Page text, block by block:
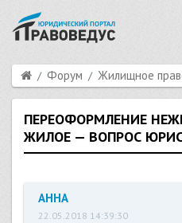
Форум Жилищное
ПЕРЕОФОРМЛЕНИЕ
ЖИЛОЕ — ВОПРОС
АННА
22.05.2018 14:39:30